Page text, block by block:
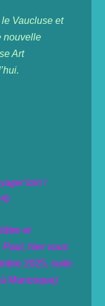
Vaucluse et
nouvelle
Art
loin !
et
Paul, hier vous
2025, suite
Manosque)